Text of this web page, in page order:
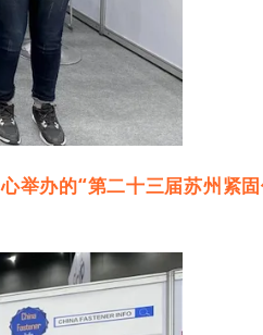
举办的“第二十三届苏州紧